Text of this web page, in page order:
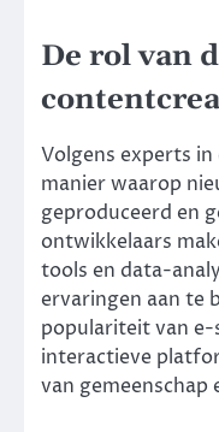
De rol van
Volgens experts
manier waarop
geproduceerd en
ontwikkelaars
tools en data-
ervaringen aan te
populariteit van
interactieve
van gemeenschap